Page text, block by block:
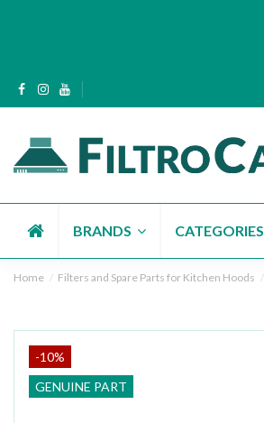
BRANDS CATEGORIES
Home Filters and Spare Parts for Kitchen Hoods
-10%
GENUINE PART